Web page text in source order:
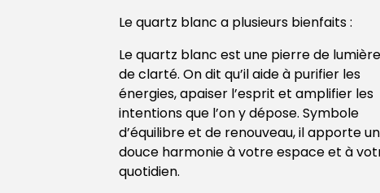
Le quartz blanc a plusieurs bienfaits :
Le quartz blanc est une pierre de
de clarté. On dit qu’il aide à purifier les
énergies, apaiser l’esprit et amplifier les
intentions que l’on y dépose. Symbole
d’équilibre et de renouveau, il apporte
douce harmonie à votre espace et à
quotidien.